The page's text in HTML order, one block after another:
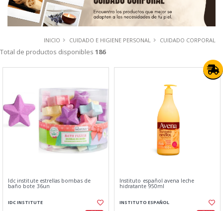
INICIO CUIDADO E HIGIENE PERSONAL CUIDADO CORPORAL
Total de productos disponibles 186
Idc institute estrellas bombas de
baño bote 36un
IDC INSTITUTE
Instituto español avena leche
hidratante 950ml
INSTITUTO ESPAÑOL